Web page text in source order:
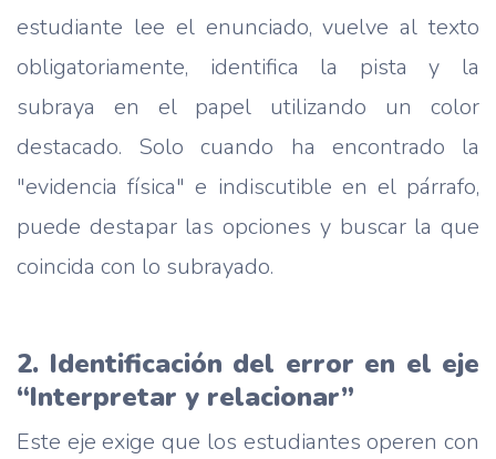
estudiante lee el enunciado, vuelve al texto
obligatoriamente, identifica la pista y la
subraya en el papel utilizando un color
destacado. Solo cuando ha encontrado la
"evidencia física" e indiscutible en el párrafo,
puede destapar las opciones y buscar la que
coincida con lo subrayado.
2. Identificación del error en el eje
“Interpretar y relacionar”
Este eje exige que los estudiantes operen con